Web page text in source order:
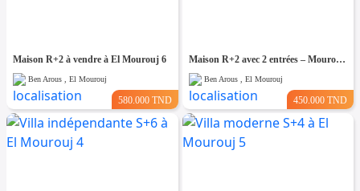
Maison R+2 à vendre à El Mourouj 6
Ben Arous , El Mourouj
580.000 TND
Maison R+2 avec 2 entrées – Mourouj 4
Ben Arous , El Mourouj
450.000 TND